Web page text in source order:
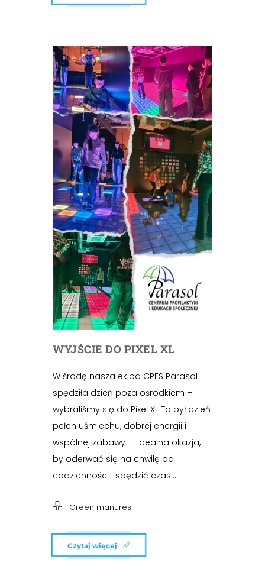
WYJŚCIE DO PIXEL XL
W środę nasza ekipa CPES Parasol
spędziła dzień poza ośrodkiem –
wybraliśmy się do Pixel XL To był dzień
pełen uśmiechu, dobrej energii i
wspólnej zabawy — idealna okazja,
by oderwać się na chwilę od
codzienności i spędzić czas...
Green manures
Czytaj więcej